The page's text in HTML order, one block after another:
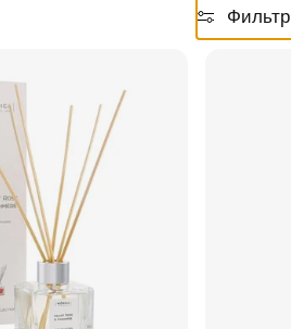
Фильтр